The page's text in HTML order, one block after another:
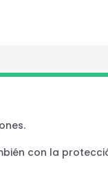
con la